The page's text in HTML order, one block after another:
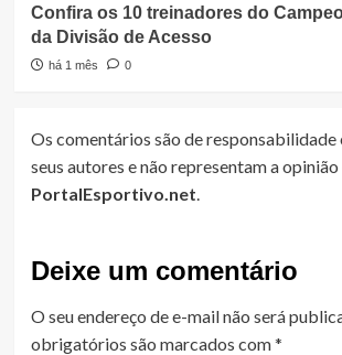
Confira os 10 treinadores do
da Divisão de Acesso
há 1 mês 0
Os comentários são de responsabilidade
seus autores e não representam a opinião
PortalEsportivo.net
Deixe um comentário
O seu endereço de e-mail não será
obrigatórios são marcados com*